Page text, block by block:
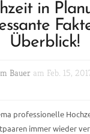
in
Überblick!
Bauer am Feb. 15,
professionelle
immer wieder